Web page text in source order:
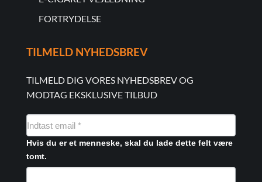
FORTRYDELSE
TILMELD NYHEDSBREV
TILMELD DIG VORES NYHEDSBREV OG
MODTAG EKSKLUSIVE TILBUD
NYHEDSMAIL
FORMULAR
Hvis du er et menneske, skal du lade dette felt være
tomt.